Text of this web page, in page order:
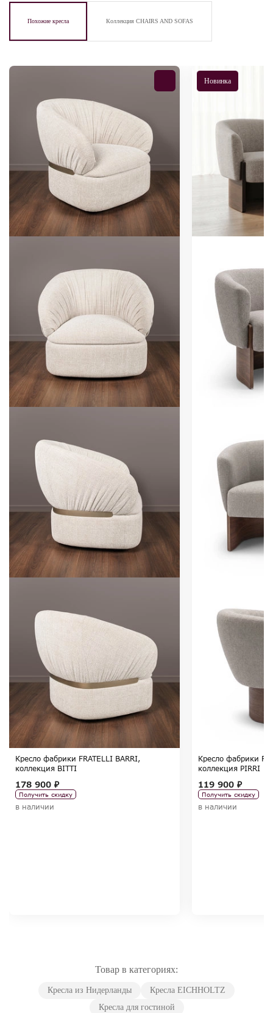
Похожие кресла Коллекция CHAIRS AND SOFAS
Кресло фабрики FRATELLI BARRI,
коллекция BITTI
178 900 ₽
Получить скидку
в наличии
Новинка
Кресло фабрики
коллекция PIRRI
119 900 ₽
Получить скидку
в наличии
Товар в категориях:
Кресла из Нидерланды
Кресла EICHHOLTZ
Кресла для гостиной